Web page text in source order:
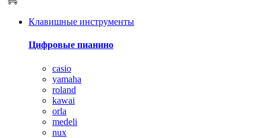
Клавишные инструменты
Цифровые пианино
casio
yamaha
roland
kawai
orla
medeli
nux